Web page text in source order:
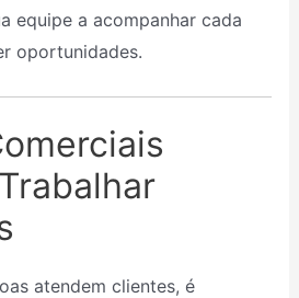
equipe a acompanhar cada
oportunidades.
atendem clientes, é